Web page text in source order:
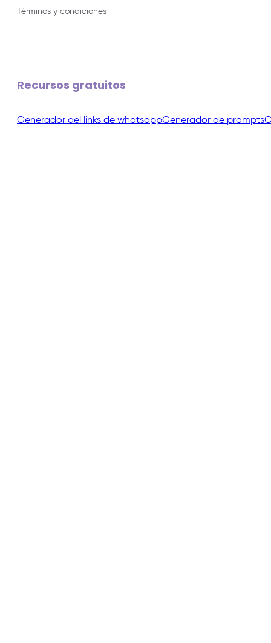
Términos y condiciones
Recursos gratuitos
Generador del links de whatsappGenerador de prompts